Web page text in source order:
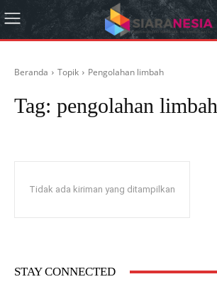
Beranda Topik Pengolahan limbah
Tag: pengolahan limbah
Tidak ada kiriman yang ditampilkan
STAY CONNECTED